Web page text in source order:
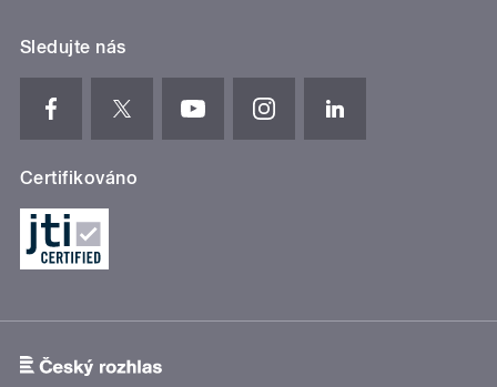
Sledujte nás
Certifikováno